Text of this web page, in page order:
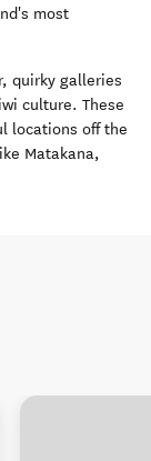
most
quirky galleries
culture. These
locations off the
Matakana,